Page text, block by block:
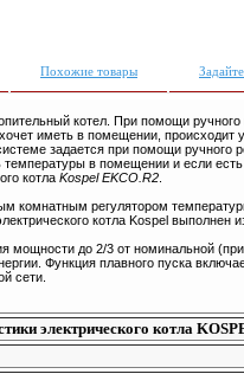
Похожие товары
котел. При помощи ручного
иметь в помещении, происходит
задается при помощи ручного
в помещении и если
котла Kospel EKCO.R2
комнатным регулятором
котла Kospel выполнен
мощности до 2/3 от номинальной
Функция плавного пуска
сети.
электрического котла